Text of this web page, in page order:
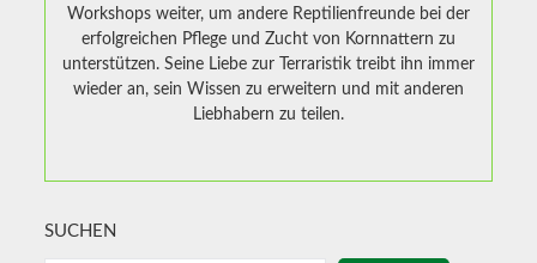
Workshops weiter, um andere Reptilienfreunde bei der
erfolgreichen Pflege und Zucht von Kornnattern zu
unterstützen. Seine Liebe zur Terraristik treibt ihn immer
wieder an, sein Wissen zu erweitern und mit anderen
Liebhabern zu teilen.
SUCHEN